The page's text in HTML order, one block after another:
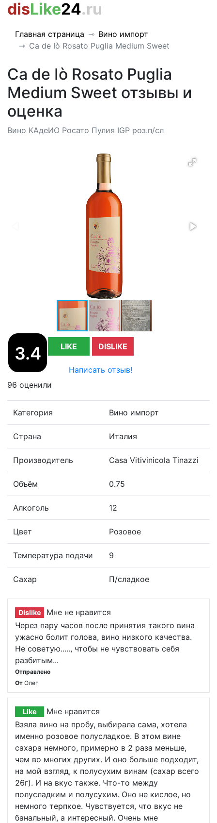
disLike24.ru
Главная страница
Вино импорт
Ca de Iò Rosato Puglia Medium Sweet
Ca de Iò Rosato Puglia
Medium Sweet отзывы и
оценка
Вино КАдеИО Росато Пулия IGP роз.п/сл
3.4 LIKE DISLIKE
Написать отзыв!
96 оценили
Категория Вино импорт
Страна Италия
Производитель Casa Vitivinicola Tinazzi
Объём 0.75
Алкоголь 12
Цвет Розовое
Температура подачи 9
Сахар П/сладкое
Dislike
Мне не нравится
Через пару часов после принятия такого вина
ужасно болит голова, вино низкого качества.
Не советую....., чтобы не чувствовать себя
разбитым...
Отправлено
От Олег
Like
Мне нравится
Взяла вино на пробу, выбирала сама, хотела
именно розовое полусладкое. В этом вине
сахара немного, примерно в 2 раза меньше,
чем во многих других. И оно больше подходит,
на мой взгляд, к полусухим винам (сахар всего
26г). И на вкус также. Что-то между
полусладким и полусухим. Оно не кислое, но
немного терпкое. Чувствуется, что вкус не
банальный, а интересный. Очень мне